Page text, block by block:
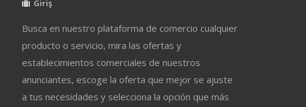
Giriş
Busca en nuestro plataforma de comercio cualquier
producto o servicio, mira las ofertas y
establecimientos comerciales de nuestros
anunciantes, escoge la oferta que mejor se ajuste
a tus necesidades y selecciona la opción que más